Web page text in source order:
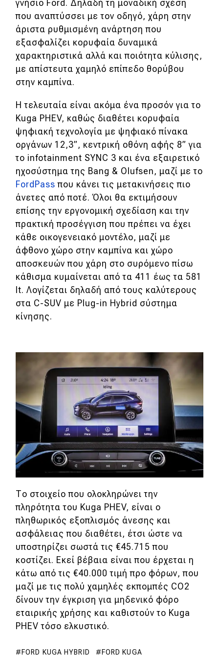
γνήσιο Ford. Δηλαδή τη μοναδική σχέση
που αναπτύσσει με τον οδηγό, χάρη στην
άριστα ρυθμισμένη ανάρτηση που
εξασφαλίζει κορυφαία δυναμικά
χαρακτηριστικά αλλά και ποιότητα κύλισης,
με απίστευτα χαμηλό επίπεδο θορύβου
στην καμπίνα.
Η τελευταία είναι ακόμα ένα προσόν για το
Kuga PHEV, καθώς διαθέτει κορυφαία
ψηφιακή τεχνολογία με ψηφιακό πίνακα
οργάνων 12,3”, κεντρική οθόνη αφής 8” για
το infotainment SYNC 3 και ένα εξαιρετικό
ηχοσύστημα της Bang & Olufsen, μαζί με το
FordPassπου κάνει τις μετακινήσεις πιο
άνετες από ποτέ. Όλοι θα εκτιμήσουν
επίσης την εργονομική σχεδίαση και την
πρακτική προσέγγιση που πρέπει να έχει
κάθε οικογενειακό μοντέλο, μαζί με
άφθονο χώρο στην καμπίνα και χώρο
αποσκευών που χάρη στο συρόμενο πίσω
κάθισμα κυμαίνεται από τα 411 έως τα 581
lt. Λογίζεται δηλαδή από τους καλύτερους
στα C-SUV με Plug-in Hybrid σύστημα
κίνησης.
Το στοιχείο που ολοκληρώνει την
πληρότητα του Kuga PHEV, είναι ο
πληθωρικός εξοπλισμός άνεσης και
ασφάλειας που διαθέτει, έτσι ώστε να
υποστηρίζει σωστά τις €45.715 που
κοστίζει. Εκεί βέβαια είναι που έρχεται η
κάτω από τις €40.000 τιμή προ φόρων, που
μαζί με τις πολύ χαμηλές εκπομπές CO2
δίνουν την έγκριση για μηδενικό φόρο
εταιρικής χρήσης και καθιστούν το Kuga
PHEV τόσο ελκυστικό.
FORD KUGA HYBRID
FORD KUGA